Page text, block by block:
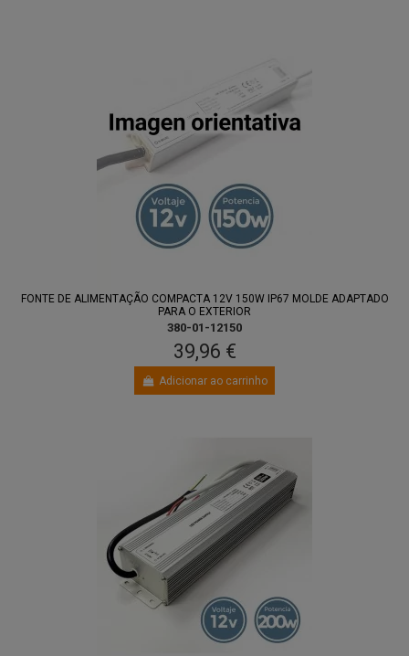
FONTE DE ALIMENTAÇÃO COMPACTA 12V 150W IP67 MOLDE ADAPTADO
PARA O EXTERIOR
380-01-12150
39,96 €
Adicionar ao carrinho